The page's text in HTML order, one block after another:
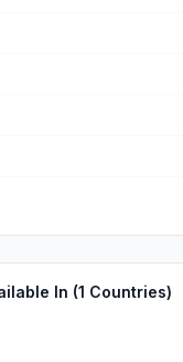
In (1 Countries)